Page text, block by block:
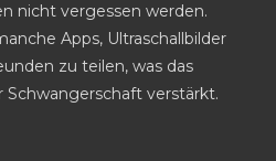
nicht vergessen werden.
Apps, Ultraschallbilder
zu teilen, was das
verstärkt.